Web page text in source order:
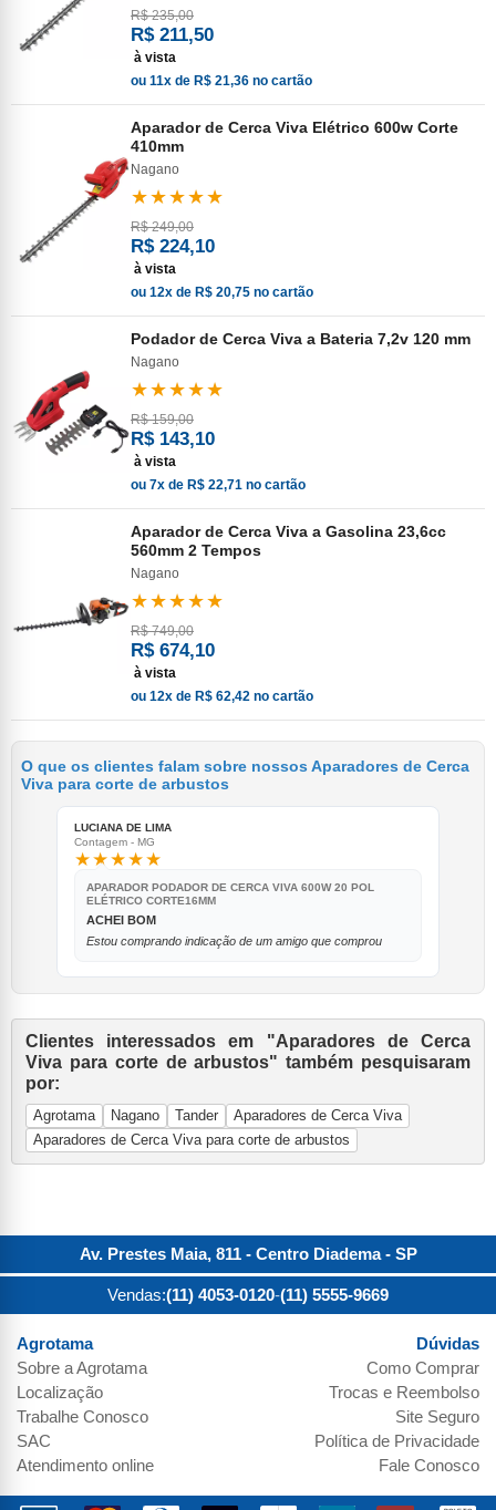
R$ 235,00
R$ 211,50
à vista
ou 11x de R$ 21,36 no cartão
Aparador de Cerca Viva Elétrico 600w Corte
410mm
Nagano
★★★★★
R$ 249,00
R$ 224,10
à vista
ou 12x de R$ 20,75 no cartão
Podador de Cerca Viva a Bateria 7,2v 120 mm
Nagano
★★★★★
R$ 159,00
R$ 143,10
à vista
ou 7x de R$ 22,71 no cartão
Aparador de Cerca Viva a Gasolina 23,6cc
560mm 2 Tempos
Nagano
★★★★★
R$ 749,00
R$ 674,10
à vista
ou 12x de R$ 62,42 no cartão
O que os clientes falam sobre nossos Aparadores de Cerca
Viva para corte de arbustos
LUCIANA DE LIMA
Contagem - MG
★★★★★
APARADOR PODADOR DE CERCA VIVA 600W 20 POL
ELÉTRICO CORTE16MM
ACHEI BOM
Estou comprando indicação de um amigo que comprou
Clientes interessados em "Aparadores de Cerca
Viva para corte de arbustos" também pesquisaram
por:
Agrotama Nagano Tander
Aparadores de Cerca Viva
Aparadores de Cerca Viva para corte de arbustos
Av. Prestes Maia, 811 - Centro Diadema- SP
Vendas:(11) 4053-0120-(11) 5555-9669
Agrotama
Sobre aAgrotama
Localização
Trabalhe Conosco
SAC
Atendimento online
Dúvidas
Como Comprar
Trocas e Reembolso
Site Seguro
Política de Privacidade
Fale Conosco